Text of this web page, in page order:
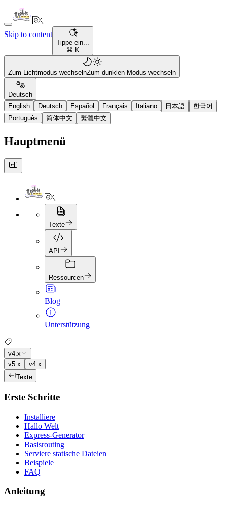
Skip to content
Tippe ein...
⌘ K
Zum Lichtmodus wechselnZum dunklen Modus wechseln
Deutsch
English
Deutsch Español Français Italiano 日本語
한국어
Português
简体中文 繁體中文
Hauptmenü
Texte
API
Ressourcen
Blog
Unterstützung
v4.x
v5.x
v4.x
Texte
Erste Schritte
Installiere
Hallo Welt
Express-Generator
Basisrouting
Serviere statische Dateien
Beispiele
FAQ
Anleitung